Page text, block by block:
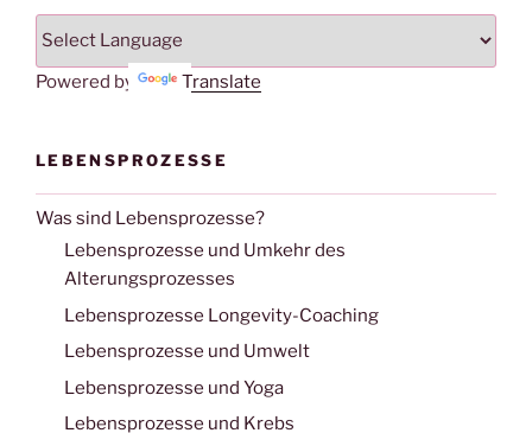
Powered by Translate
LEBENSPROZESSE
Was sind Lebensprozesse?
Lebensprozesse und Umkehr des
Alterungsprozesses
Lebensprozesse Longevity-Coaching
Lebensprozesse und Umwelt
Lebensprozesse und Yoga
Lebensprozesse und Krebs